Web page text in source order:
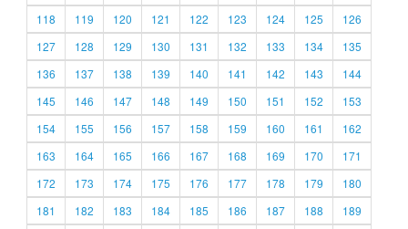
118
119 120 121 122 123 124 125
126
127
128 129 130 131 132 133 134
135
136
137 138 139 140 141 142 143
144
145
146 147 148 149 150 151 152
153
154
155 156 157 158 159 160 161
162
163
164 165 166 167 168 169 170
171
172
173 174 175 176 177 178 179
180
181
182 183 184 185 186 187 188
189